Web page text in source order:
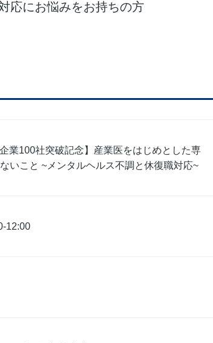
応にお悩みをお持ちの方
業100社突破記念】産業医をはじめとした専
いこと ~メンタルヘルス不調と休復職対応~
12:00